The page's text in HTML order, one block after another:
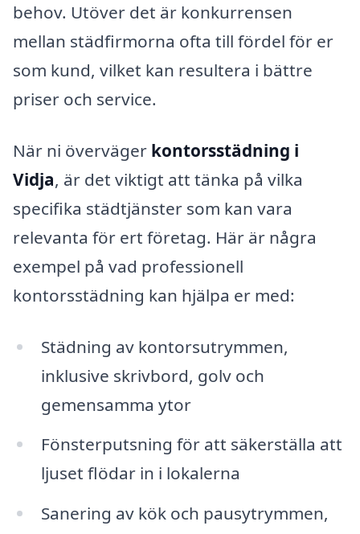
behov. Utöver det är konkurrensen
mellan städfirmorna ofta till fördel för er
som kund, vilket kan resultera i bättre
priser och service.
När ni överväger kontorsstädning i
Vidja, är det viktigt att tänka på vilka
specifika städtjänster som kan vara
relevanta för ert företag. Här är några
exempel på vad professionell
kontorsstädning kan hjälpa er med:
Städning av kontorsutrymmen,
inklusive skrivbord, golv och
gemensamma ytor
Fönsterputsning för att säkerställa att
ljuset flödar in i lokalerna
Sanering av kök och pausytrymmen,